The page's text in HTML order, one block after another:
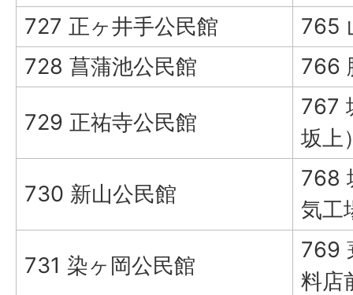
727 正ヶ井手公民館
765
728 菖蒲池公民館
766
729 正祐寺公民館
767
坂上
730 新山公民館
768
気工
731 染ヶ岡公民館
769
料店